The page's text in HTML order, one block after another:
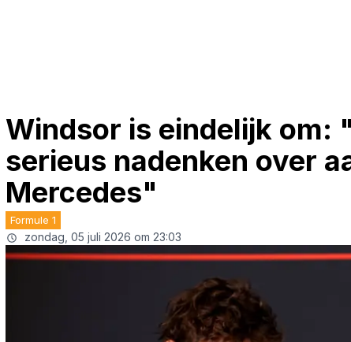
Windsor is eindelijk om:
serieus nadenken over
Mercedes"
Formule 1
zondag, 05 juli 2026 om 23:03